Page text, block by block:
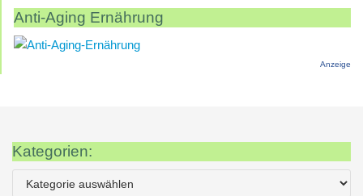
Anti-Aging Ernährung
Anzeige
Kategorien: